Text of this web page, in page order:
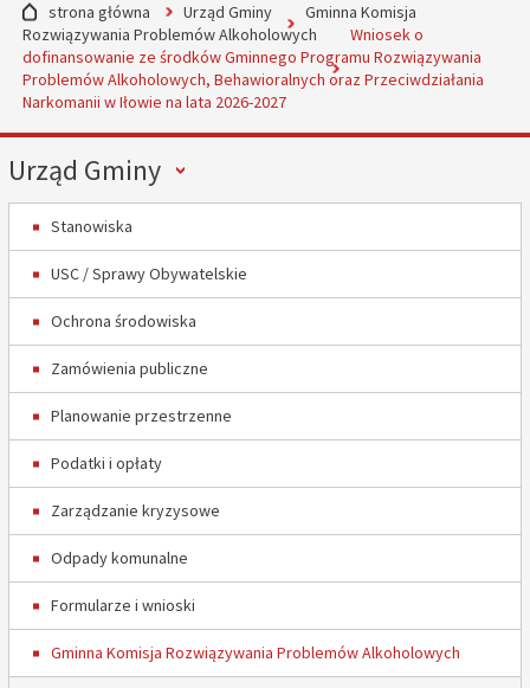
strona główna Urząd Gminy
Gminna Komisja
Rozwiązywania Problemów Alkoholowych
Wniosek o
dofinansowanie ze środków Gminnego Programu Rozwiązywania
Problemów Alkoholowych, Behawioralnych oraz Przeciwdziałania
Narkomanii w Iłowie na lata 2026-2027
Menu
Urząd Gminy
Stanowiska
USC / Sprawy Obywatelskie
Ochrona środowiska
Zamówienia publiczne
Planowanie przestrzenne
Podatki i opłaty
Zarządzanie kryzysowe
Odpady komunalne
Formularze i wnioski
Gminna Komisja Rozwiązywania Problemów Alkoholowych